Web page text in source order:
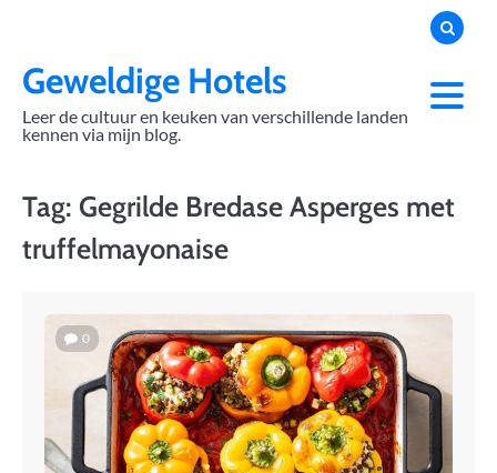
contentGeweldige Hotels
Leer de cultuur en keuken van verschillende landen
kennen via mijn blog.
Tag: Gegrilde Bredase Asperges met
truffelmayonaise
0